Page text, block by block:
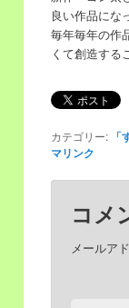
ツ
へ
移
動
へ
移
動
良い作品にな
毎年毎年の作
くて創造する
カテゴリー:
マリンク
コメ
メールア